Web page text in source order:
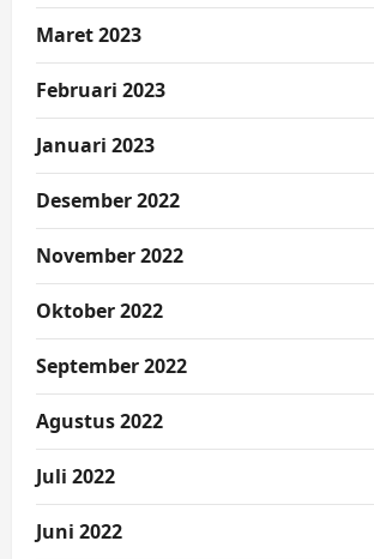
Maret 2023
Februari 2023
Januari 2023
Desember 2022
November 2022
Oktober 2022
September 2022
Agustus 2022
Juli 2022
Juni 2022